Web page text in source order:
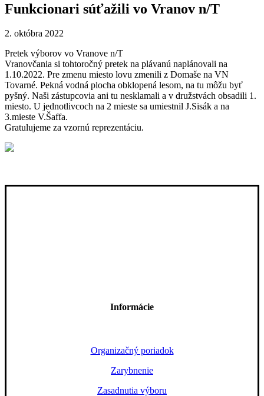
Funkcionari súťažili vo Vranov n/T
2. októbra 2022
Pretek výborov vo Vranove n/T
Vranovčania si tohtoročný pretek na plávanú naplánovali na
1.10.2022. Pre zmenu miesto lovu zmenili z Domaše na VN
Tovarné. Pekná vodná plocha obklopená lesom, na tu môžu byť
pyšný. Naši zástupcovia ani tu nesklamali a v družstvách obsadili 1.
miesto. U jednotlivcoch na 2 mieste sa umiestnil J.Sisák a na
3.mieste V.Šaffa.
Gratulujeme za vzornú reprezentáciu.
Informácie
Organizačný poriadok
Zarybnenie
Zasadnutia výboru